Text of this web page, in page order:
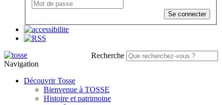
Se connecter
Recherche
Navigation
Découvrir Tosse
Bienvenue à TOSSE
Histoire et patrimoine